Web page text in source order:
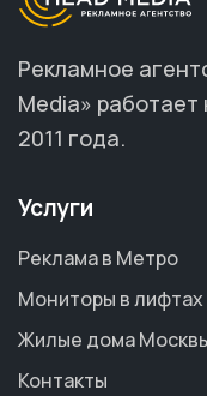
Рекламное
Media» работает
2011 года.
Услуги
Реклама в Метро
Мониторы в лифтах
Жилые дома
Контакты